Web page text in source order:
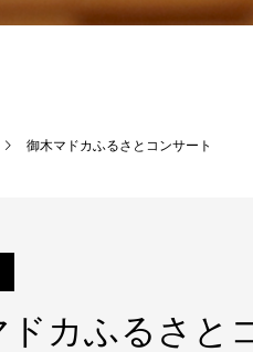
御木マドカふるさとコンサート
ドカふるさと